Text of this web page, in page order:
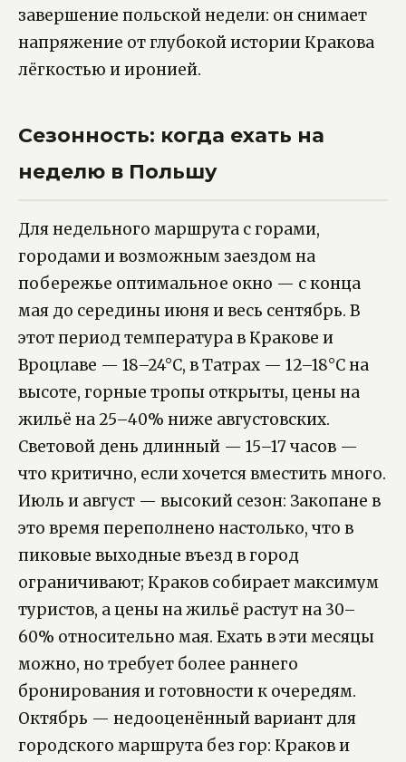
завершение польской недели: он снимает
напряжение от глубокой истории Кракова
лёгкостью и иронией.
Сезонность: когда ехать на
неделю в Польшу
Для недельного маршрута с горами,
городами и возможным заездом на
побережье оптимальное окно — с конца
мая до середины июня и весь сентябрь. В
этот период температура в Кракове и
Вроцлаве — 18–24°C, в Татрах — 12–18°C на
высоте, горные тропы открыты, цены на
жильё на 25–40% ниже августовских.
Световой день длинный — 15–17 часов —
что критично, если хочется вместить много.
Июль и август — высокий сезон: Закопане в
это время переполнено настолько, что в
пиковые выходные въезд в город
ограничивают; Краков собирает максимум
туристов, а цены на жильё растут на 30–
60% относительно мая. Ехать в эти месяцы
можно, но требует более раннего
бронирования и готовности к очередям.
Октябрь — недооценённый вариант для
городского маршрута без гор: Краков и